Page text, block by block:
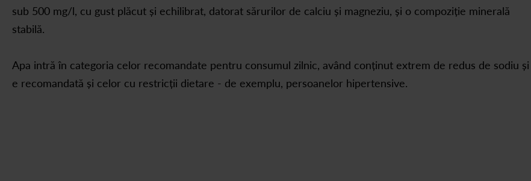
sub 500 mg/l, cu gust plăcut și echilibrat, datorat sărurilor de calciu și magneziu, și o compoziție minerală
stabilă.
Apa intră în categoria celor recomandate pentru consumul zilnic, având conținut extrem de redus de sodiu și
e recomandată și celor cu restricții dietare - de exemplu, persoanelor hipertensive.